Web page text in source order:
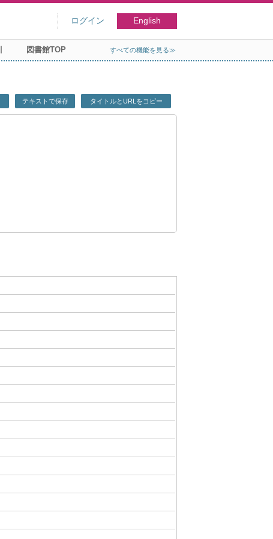
ログイン English
図書館TOP すべての機能を見る≫
テキストで保存 タイトルとURLをコピー